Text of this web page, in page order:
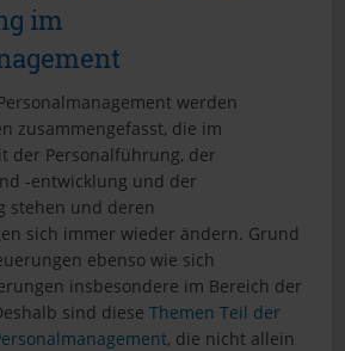
im
werden
zusammengefasst, die im
der Personalführung, der
-entwicklung und der
stehen und deren
sich immer wieder ändern. Grund
ebenso wie sich
insbesondere im Bereich der
sind dieseThemen Teil der
, die nicht allein